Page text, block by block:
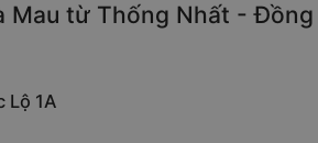
Mau từ Thống Nhất -
Lộ 1A